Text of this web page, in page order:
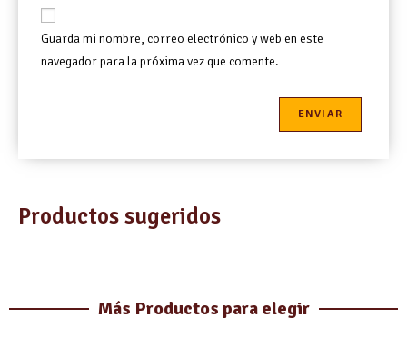
Guarda mi nombre, correo electrónico y web en este
navegador para la próxima vez que comente.
Productos sugeridos
Más Productos para elegir